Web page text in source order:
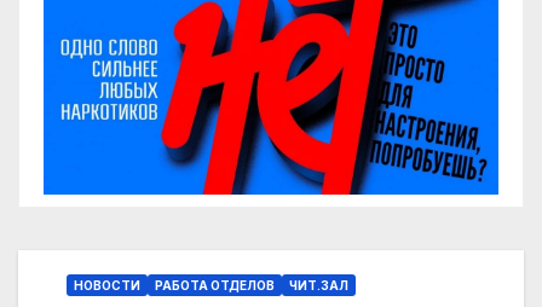
НОВОСТИ РАБОТА ОТДЕЛОВ ЧИТ.ЗАЛ